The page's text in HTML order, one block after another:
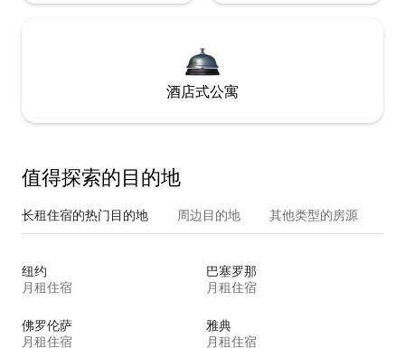
酒店式公寓
值得探索的目的地
长租住宿的热门目的地 周边目的地 其他类型的房源
纽约
月租住宿
巴塞罗那
月租住宿
佛罗伦萨
月租住宿
雅典
月租住宿